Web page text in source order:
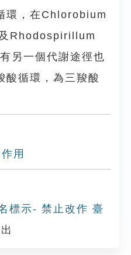
環，在Chlorobium
Rhodospirillum
另一個代謝途徑也
酸循環，為三羧酸
用
標示- 禁止改作 臺